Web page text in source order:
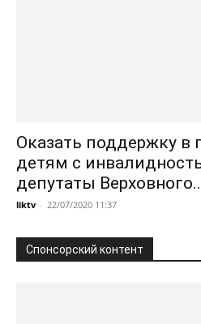
Оказать поддержку в
детям с
депутаты
liktv - 22/07/2020 11:37
Спонсорский контент